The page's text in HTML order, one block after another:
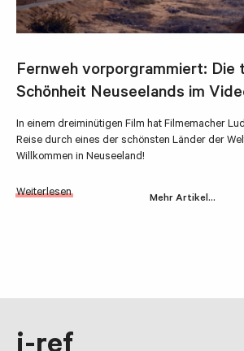
Fernweh vorporgrammiert: Die
Schönheit Neuseelands im
In einem dreiminütigen Film hat Filmemacher
Reise durch eines der schönsten Länder der
Willkommen in Neuseeland!
Weiterlesen Mehr Artikel…